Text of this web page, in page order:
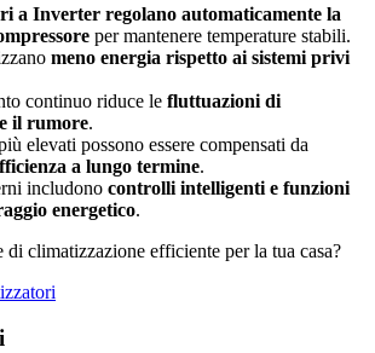
a Inverter regolano automaticamente la
per mantenere temperature stabili.
meno energia rispetto ai sistemi privi
continuo riduce le fluttuazioni di
il rumore.
elevati possono essere compensati da
a lungo termine.
includono controlli intelligenti e funzioni
energetico.
di climatizzazione efficiente per la tua casa?